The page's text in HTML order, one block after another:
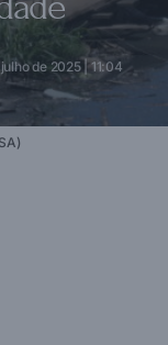
de 2025 | 11:04